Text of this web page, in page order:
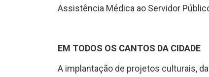
Assistência Médica ao Servidor
EM TODOS OS CANTOS DA CIDADE
A implantação de projetos culturais,